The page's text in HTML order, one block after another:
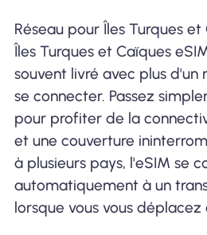
Réseau pour Îles Turques et
Îles Turques et Caïques
souvent livré avec plus d'un
se connecter. Passez
pour profiter de la
et une couverture
à plusieurs pays, l'eSIM se
automatiquement à un
lorsque vous vous déplacez